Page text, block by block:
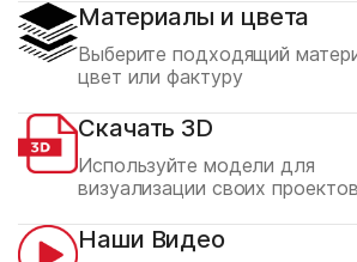
Материалы и цвета
Выберите подходящий
цвет или фактуру
Скачать 3D
Используйте модели для
визуализации своих проектов
Наши Видео